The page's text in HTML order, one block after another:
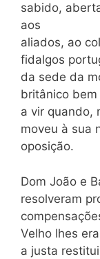
sabido,
aos
aliados, ao
fidalgos
da sede da
britânico
a vir quando,
moveu à sua
oposição.
Dom João e
resolveram
Velho lhes
a justa